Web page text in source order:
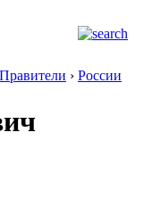
Правители › России